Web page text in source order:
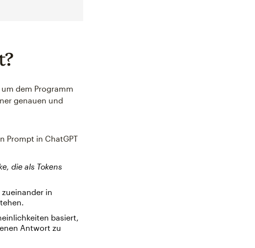
dem Programm
genauen und
Prompt in ChatGPT
die als Tokens
in
basiert,
Antwort zu